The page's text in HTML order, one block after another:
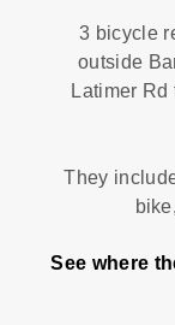
3 bicycle
outside
Latimer
They
See where